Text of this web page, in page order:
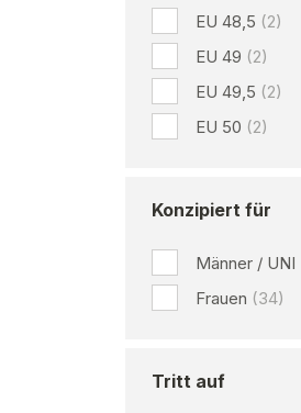
EU 48,5 (2)
EU 49 (2)
EU 49,5 (2)
EU 50 (2)
Konzipiert für
Männer / UNI
Frauen (34)
Tritt auf